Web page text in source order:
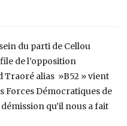
du parti de Cellou
de l’opposition
Traoré alias »B52 » vient
Forces Démocratiques de
qu’il nous a fait